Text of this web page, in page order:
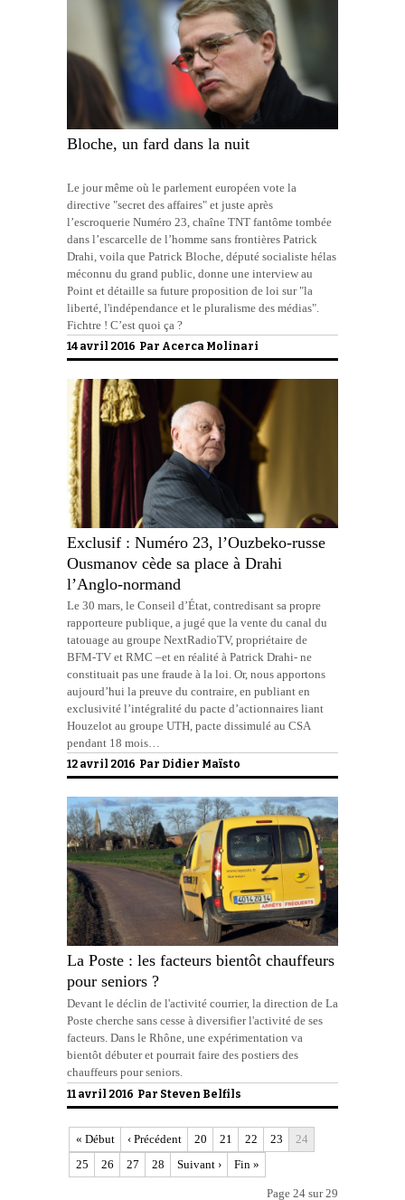
Bloche, un fard dans la nuit
Le jour même où le parlement européen vote la
directive "secret des affaires" et juste après
l’escroquerie Numéro 23, chaîne TNT fantôme tombée
dans l’escarcelle de l’homme sans frontières Patrick
Drahi, voila que Patrick Bloche, député socialiste hélas
méconnu du grand public, donne une interview au
Point et détaille sa future proposition de loi sur "la
liberté, l'indépendance et le pluralisme des médias".
Fichtre ! C’est quoi ça ?
14 avril 2016 Par Acerca Molinari
Exclusif : Numéro 23, l’Ouzbeko-russe
Ousmanov cède sa place à Drahi
l’Anglo-normand
Le 30 mars, le Conseil d’État, contredisant sa propre
rapporteure publique, a jugé que la vente du canal du
tatouage au groupe NextRadioTV, propriétaire de
BFM-TV et RMC –et en réalité à Patrick Drahi- ne
constituait pas une fraude à la loi. Or, nous apportons
aujourd’hui la preuve du contraire, en publiant en
exclusivité l’intégralité du pacte d’actionnaires liant
Houzelot au groupe UTH, pacte dissimulé au CSA
pendant 18 mois…
12 avril 2016 Par Didier Maïsto
La Poste : les facteurs bientôt chauffeurs
pour seniors ?
Devant le déclin de l'activité courrier, la direction de La
Poste cherche sans cesse à diversifier l'activité de ses
facteurs. Dans le Rhône, une expérimentation va
bientôt débuter et pourrait faire des postiers des
chauffeurs pour seniors.
11 avril 2016 Par Steven Belfils
« Début ‹ Précédent 20 21 22 23
24
25
26 27 28 Suivant › Fin »
Page 24 sur 29